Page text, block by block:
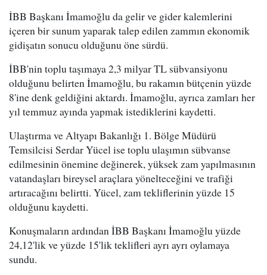
İBB Başkanı İmamoğlu da gelir ve gider kalemlerini
içeren bir sunum yaparak talep edilen zammın ekonomik
gidişatın sonucu olduğunu öne sürdü.
İBB'nin toplu taşımaya 2,3 milyar TL sübvansiyonu
olduğunu belirten İmamoğlu, bu rakamın bütçenin yüzde
8'ine denk geldiğini aktardı. İmamoğlu, ayrıca zamları her
yıl temmuz ayında yapmak istediklerini kaydetti.
Ulaştırma ve Altyapı Bakanlığı 1. Bölge Müdürü
Temsilcisi Serdar Yücel ise toplu ulaşımın sübvanse
edilmesinin önemine değinerek, yüksek zam yapılmasının
vatandaşları bireysel araçlara yönelteceğini ve trafiği
artıracağını belirtti. Yücel, zam tekliflerinin yüzde 15
olduğunu kaydetti.
Konuşmaların ardından İBB Başkanı İmamoğlu yüzde
24,12'lik ve yüzde 15'lik teklifleri ayrı ayrı oylamaya
sundu.